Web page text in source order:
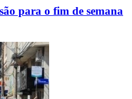
para o fim de semana